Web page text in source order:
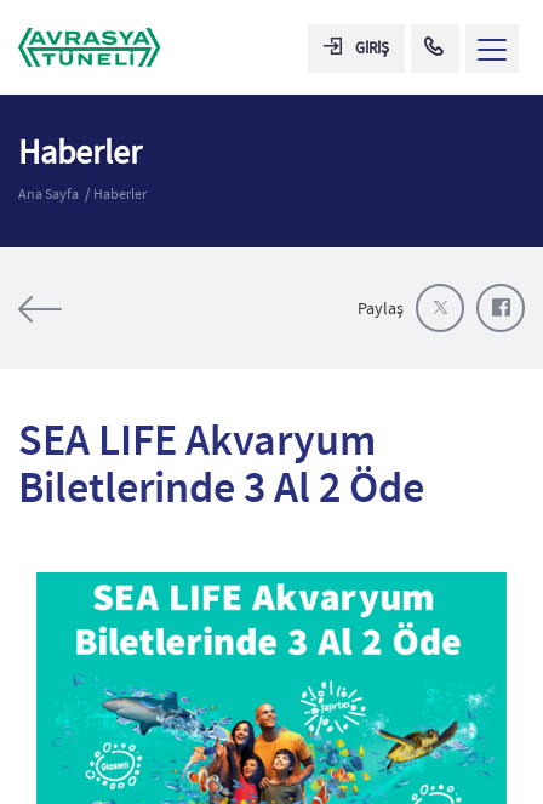
GİRİŞ
Haberler
Ana Sayfa Haberler
Paylaş
SEA LIFE Akvaryum
Biletlerinde 3 Al 2 Öde